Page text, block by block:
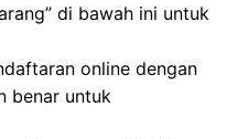
di bawah ini untuk
online dengan
benar untuk